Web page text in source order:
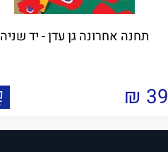
תחנה אחרונה גן עדן - יד שניה
39
₪